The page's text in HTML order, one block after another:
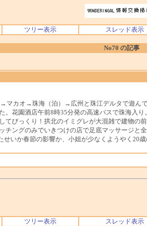
ツリー表示 スレッド表示
No70 の記事
カオ→珠海（泊）→広州と珠江デルタで遊ん
。花園酒店午前8時35分発の高速バスで珠海入
てびっくり！拱北のイミグレが大混雑で建物
チングのみでいきつけの店で足底マッサージ
いか春節の影響か、小姐が少なくようやく20
ツリー表示 スレッド表示